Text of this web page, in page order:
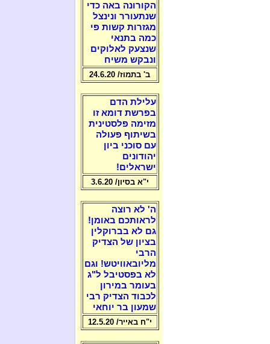
הקורונה באה כדי
שנתעורר ונינצל
מגזרות קשות פי
כמה בתנאי
שנצעק לאלוקים
ונבקש משיח
ב' בתמוז/ 24.6.20
עלילת הדם
בפרשת דומא זו
מזימה פלסטינית
בשיתוף פעולה
עם סוכני ביון
יהודונים
ישראלים!
י"א בסיון/ 3.6.20
ה' לא רוצה
לראותכם באומן!
גם לא בברוקלין
בציון של הצדיק
הרבי
מליובאוויטש! וגם
לא בפסטיבל ל"ג
בעומר במירון
לכבוד הצדיק רבי
שמעון בר יוחאי
י"ח באייר/ 12.5.20